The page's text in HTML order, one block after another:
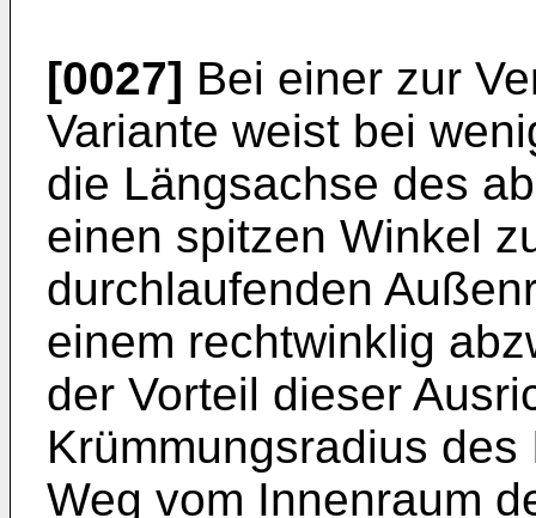
[0027] Bei einer zur
Variante weist bei
die Längsachse des
einen spitzen Winkel
durchlaufenden
einem rechtwinklig
der Vorteil dieser
Krümmungsradius
Weg vom Innenraum